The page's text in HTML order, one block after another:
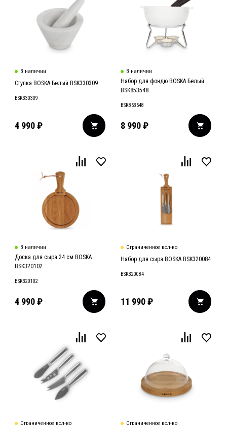
В наличии
Ступка BOSKA Белый BSK330309
BSK330309
4 990₽
В наличии
Набор для фондю BOSKA Белый
BSK853548
BSK853548
8 990 ₽
В наличии
Доска для сыра 24 см BOSKA
BSK320102
BSK320102
4 990₽
Ограниченное кол-во
Набор для сыра BOSKA BSK320084
BSK320084
11 990 ₽
Ограниченное кол-во Ограниченное кол-во